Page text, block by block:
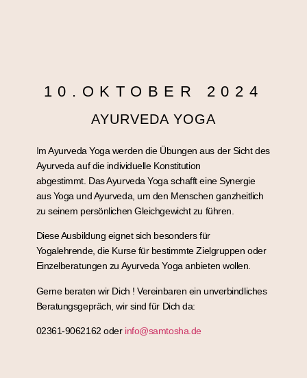
10.OKTOBER 2024
AYURVEDA YOGA
Im Ayurveda Yoga werden die Übungen aus der Sicht des
Ayurveda auf die individuelle Konstitution
abgestimmt. Das Ayurveda Yoga schafft eine Synergie
aus Yoga und Ayurveda, um den Menschen ganzheitlich
zu seinem persönlichen Gleichgewicht zu führen.
Diese Ausbildung eignet sich besonders für
Yogalehrende, die Kurse für bestimmte Zielgruppen oder
Einzelberatungen zu Ayurveda Yoga anbieten wollen.
Gerne beraten wir Dich ! Vereinbaren ein unverbindliches
Beratungsgepräch, wir sind für Dich da:
02361-9062162 oder info@samtosha.de